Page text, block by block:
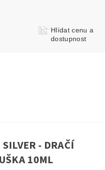
Hlídat cenu a
dostupnost
- DRAČÍ
10ML